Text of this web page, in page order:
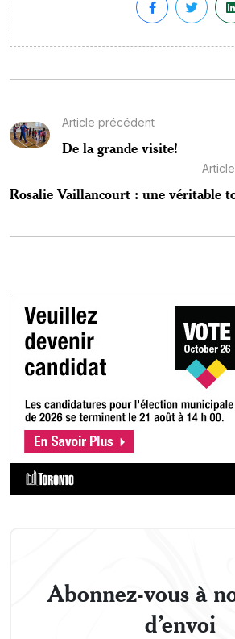
Article précédent
De la grande visite!
Rosalie Vaillancourt : une véritable
Abonnez-vous à
d’envoi